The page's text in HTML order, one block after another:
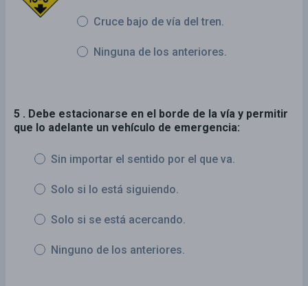
Cruce bajo de vía del tren.
Ninguna de los anteriores.
5 . Debe estacionarse en el borde de la vía y permitir
que lo adelante un vehículo de emergencia:
Sin importar el sentido por el que va.
Solo si lo está siguiendo.
Solo si se está acercando.
Ninguno de los anteriores.